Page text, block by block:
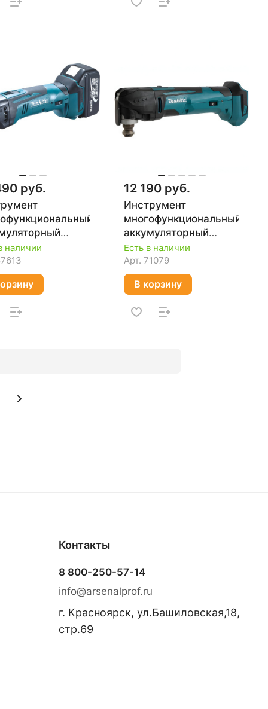
руб.
DTM50RFE
наличии
12 190 руб.
Инструмент
многофункциональный
аккумуляторный
MAKITA DTM51Z (без
АКБ и ЗУ)
Есть в наличии
Арт.71079
В корзину
Контакты
8 800-250-57-14
info@arsenalprof.ru
г. Красноярск, ул.Башиловская,18,
стр.69